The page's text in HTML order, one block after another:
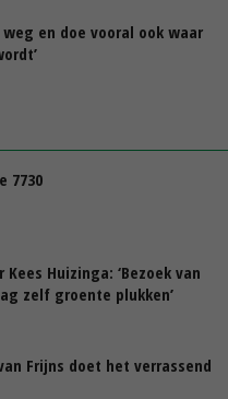
en doe vooral ook waar
7730
Huizinga: ‘Bezoek van
zelf groente plukken’
Frijns doet het verrassend